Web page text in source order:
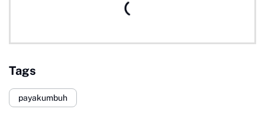
Tags
payakumbuh